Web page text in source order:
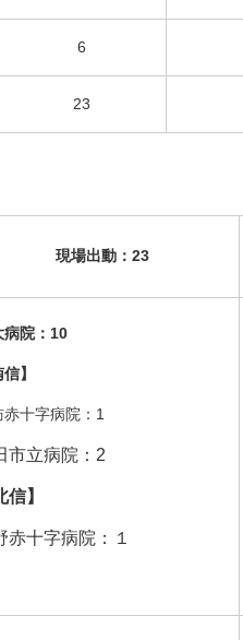
6
23
現場出動：23
病院：10
】
赤十字病院：1
市立病院：2
信】
赤十字病院：１